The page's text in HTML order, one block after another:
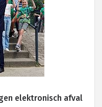
elektronisch afval